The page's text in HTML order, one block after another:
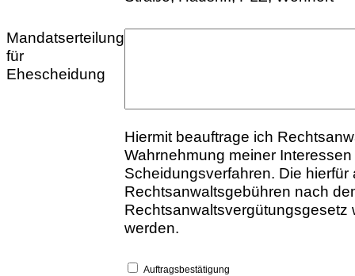
Mandatserteilung
für
Ehescheidung
Hiermit beauftrage ich
Wahrnehmung meiner
Scheidungsverfahren. Die hierfür
Rechtsanwaltsgebühren nach
Rechtsanwaltsvergütungsgesetz
werden.
Auftragsbestätigung